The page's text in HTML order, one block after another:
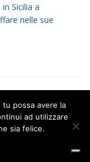
Sicilia a
nelle sue
vanno bene anche
possa avere la
ad utilizzare
sia felice.